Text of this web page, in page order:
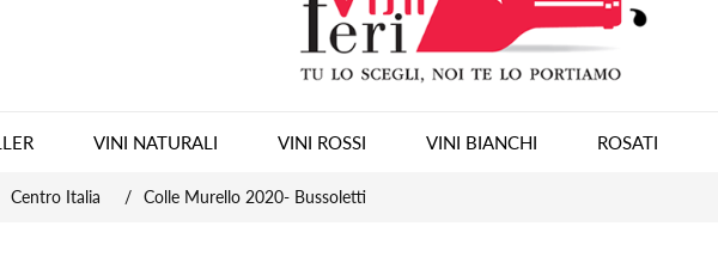
VINI NATURALI VINI ROSSI VINI BIANCHI ROSATI
Centro Italia / Colle Murello 2020- Bussoletti